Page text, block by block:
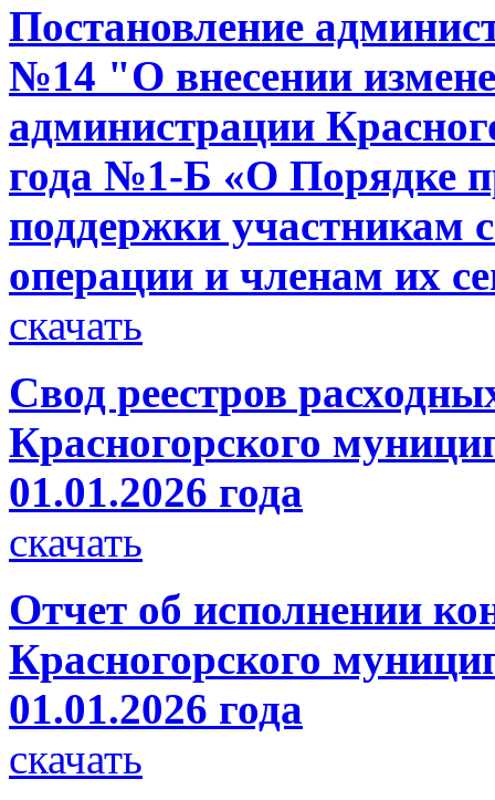
Постановление
№14 "О внесении
администрации
года №1-Б «О Порядке
поддержки участникам
операции и членам их
скачать
Свод реестров
Красногорского
01.01.2026 года
скачать
Отчет об исполнении
Красногорского
01.01.2026 года
скачать